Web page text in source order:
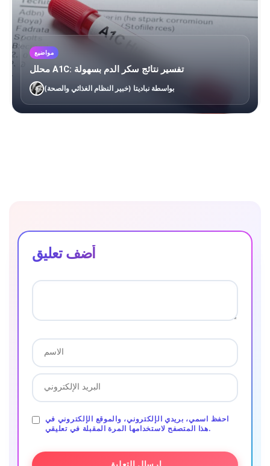
مواضيع
محلل A1C: تفسير نتائج سكر الدم بسهولة
بواسطة نباديتا (خبير النظام الغذائي والصحة)
أضف تعليق
احفظ اسمي، بريدي الإلكتروني، والموقع الإلكتروني في
هذا المتصفح لاستخدامها المرة المقبلة في تعليقي.